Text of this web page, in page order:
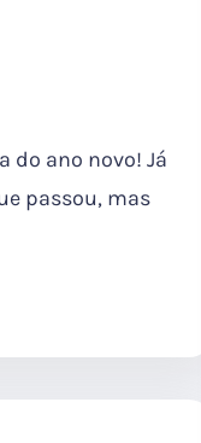
do ano novo! Já
passou, mas